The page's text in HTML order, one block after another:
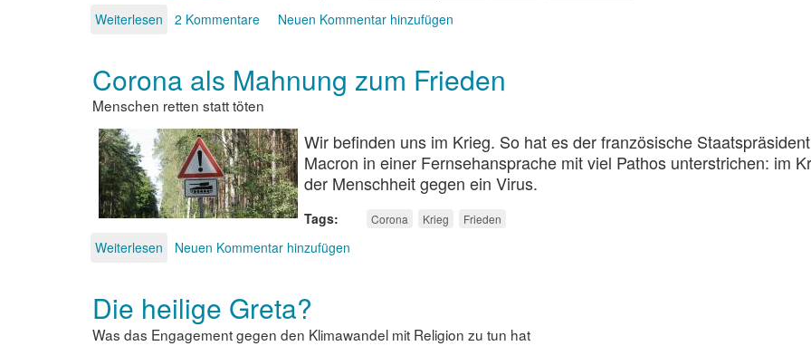
Weiterlesen über
Verschwörung
2 Kommentare Neuen Kommentar hinzufügen
Corona als Mahnung zum Frieden
Menschen retten statt töten
Wir befinden uns im Krieg. So hat es der französische Staatspräsident
Macron in einer Fernsehansprache mit viel Pathos unterstrichen: im
der Menschheit gegen ein Virus.
Tags Corona Krieg Frieden
Weiterlesen über
Mahnung
zum
Frieden
Neuen Kommentar hinzufügen
Die heilige Greta?
Was das Engagement gegen den Klimawandel mit Religion zu tun hat